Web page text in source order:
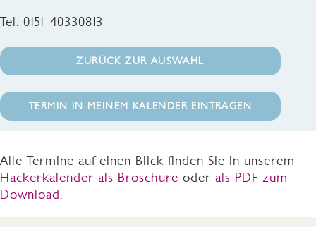
Tel. 0151 40330813
ZURÜCK ZUR AUSWAHL
TERMIN IN MEINEM KALENDER EINTRAGEN
Alle Termine auf einen Blick finden Sie in unserem
Häckerkalender als Broschüre oder als PDF zum
Download.